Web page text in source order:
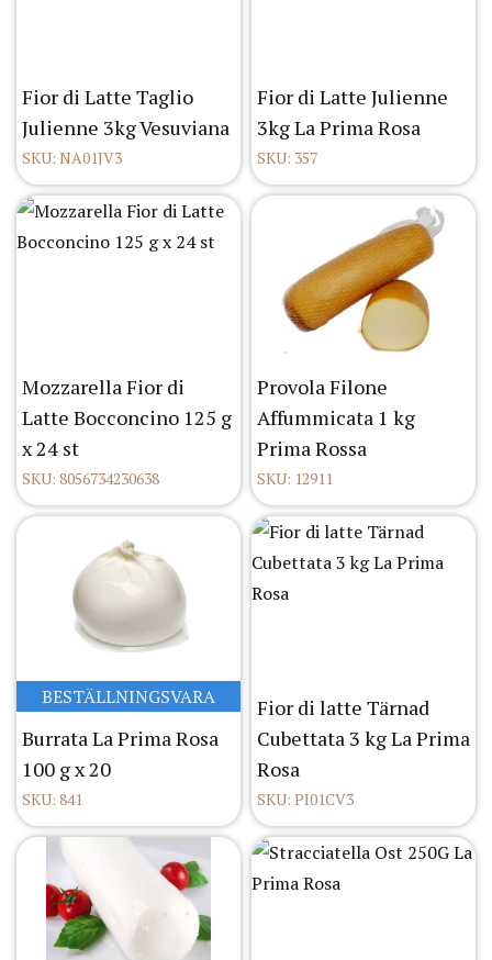
Fior di Latte Taglio
Julienne 3kg Vesuviana
SKU: NA01JV3
Fior di Latte Julienne
3kg La Prima Rosa
SKU: 357
Mozzarella Fior di
Latte Bocconcino 125 g
x 24 st
SKU: 8056734230638
Provola Filone
Affummicata 1 kg
Prima Rossa
SKU: 12911
BESTÄLLNINGSVARA
Burrata La Prima Rosa
100 g x 20
SKU: 841
Fior di latte Tärnad
Cubettata 3 kg La Prima
Rosa
SKU: PI01CV3